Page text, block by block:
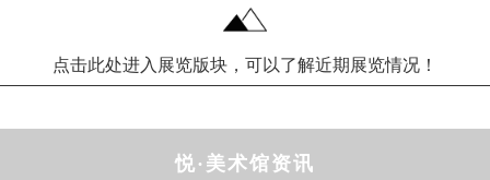
点击此处进入展览版块，可以了解近期展览情况！
悦·美术馆资讯